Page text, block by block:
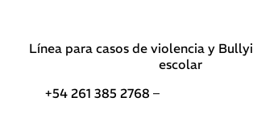
Línea para casos de violencia y
escolar
+54 261 385 2768 –